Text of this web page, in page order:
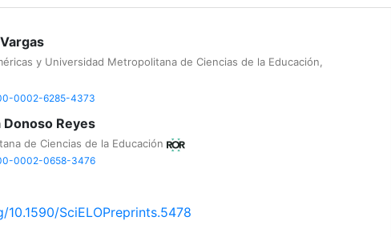
y Universidad Metropolitana de Ciencias de la Educación,
0002-6285-4373
Reyes
de Ciencias de la Educación
0002-0658-3476
SciELOPreprints.5478